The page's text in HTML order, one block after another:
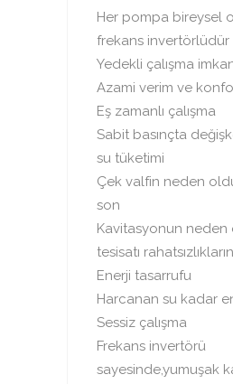
Her pompa bireysel
frekans invertörlüdür
Yedekli çalışma
Azami verim ve
Eş zamanlı çalışma
Sabit basınçta
su tüketimi
Çek valfin neden
son
Kavitasyonun neden
tesisatı
Enerji tasarrufu
Harcanan su kadar
Sessiz çalışma
Frekans invertörü
sayesinde,yumuşak